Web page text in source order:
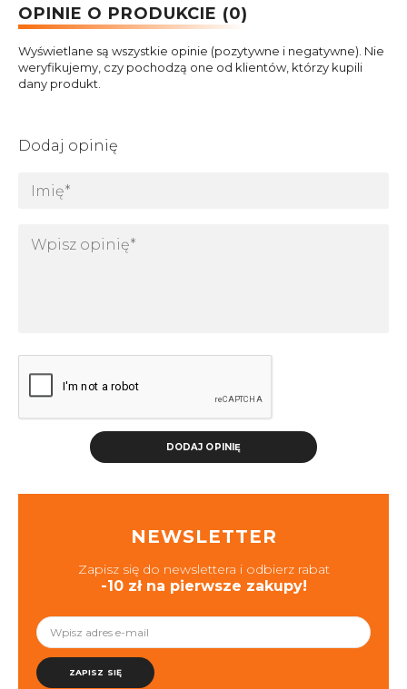
OPINIE O PRODUKCIE (0)
Wyświetlane są wszystkie opinie (pozytywne i negatywne). Nie
weryfikujemy, czy pochodzą one od klientów, którzy kupili
dany produkt.
Dodaj opinię
DODAJ OPINIĘ
NEWSLETTER
Zapisz się do newslettera i odbierz rabat
-10 zł na pierwsze zakupy!
ZAPISZ SIĘ